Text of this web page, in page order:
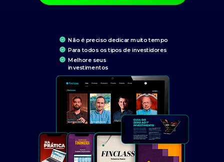
Não é preciso dedicar muito tempo
Para todos os tipos de investidores
Melhore seus
investimentos